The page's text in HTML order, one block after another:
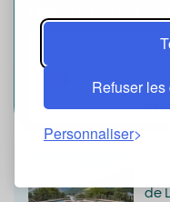
Refuser
Personnaliser
de